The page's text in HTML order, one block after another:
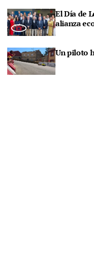
El Día de
alianza
Un piloto